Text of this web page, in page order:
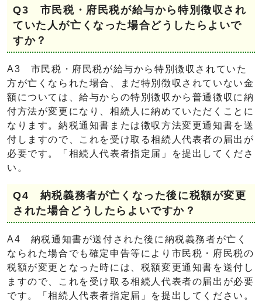
Q3 市民税・府民税が給与から特別徴収され
ていた人が亡くなった場合どうしたらよいで
すか？
A3 市民税・府民税が給与から特別徴収されていた
方が亡くなられた場合、まだ特別徴収されていない金
額については、給与からの特別徴収から普通徴収に納
付方法が変更になり、相続人に納めていただくことに
なります。納税通知書または徴収方法変更通知書を送
付しますので、これを受け取る相続人代表者の届出が
必要です。「相続人代表者指定届」を提出してくださ
い。
Q4 納税義務者が亡くなった後に税額が変更
された場合どうしたらよいですか？
A4 納税通知書が送付された後に納税義務者が亡く
なられた場合でも確定申告等により市民税・府民税の
税額が変更となった時には、税額変更通知書を送付し
ますので、これを受け取る相続人代表者の届出が必要
です。「相続人代表者指定届」を提出してください。